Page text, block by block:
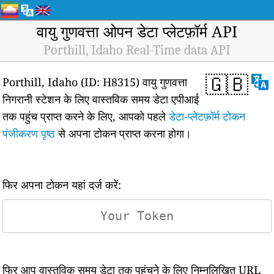
वायु गुणवत्ता ओपन डेटा प्लेटफ़ॉर्म API
Porthill, Idaho Real-Time data API
🇬🇧
Porthill, Idaho (ID: H8315) वायु गुणवत्ता
निगरानी स्टेशन के लिए वास्तविक समय डेटा एपीआई
तक पहुंच प्राप्त करने के लिए, आपको पहलेडेटा-प्लेटफ़ॉर्म टोकन
पंजीकरण पृष्ठसे अपना टोकन प्राप्त करना होगा।
फिर अपना टोकन यहां दर्ज करें:
फिर आप वास्तविक समय डेटा तक पहुंचने के लिए निम्नलिखित URL